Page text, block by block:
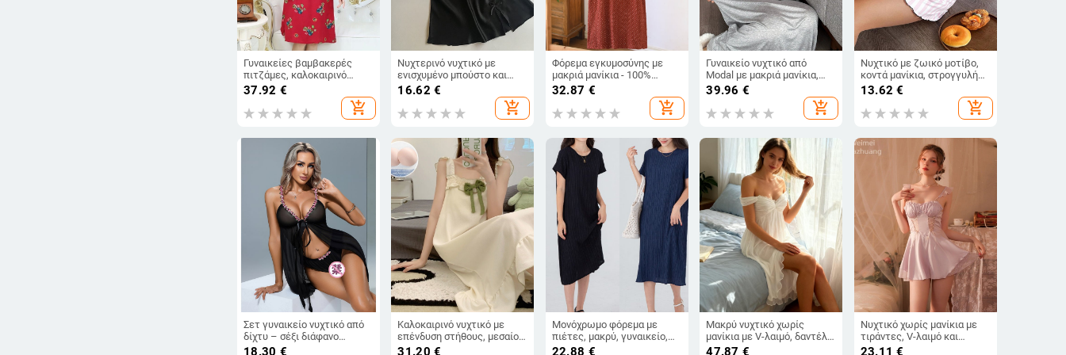
Γυναικείες βαμβακερές
πιτζάμες, καλοκαιρινό
νυχτικό με κοντό μανίκι,
casual πιτζάμες για μεγάλα
μεγέθη, φαρδιά εφαρμογή
37.92 €
add_shopping_cart
Νυχτερινό νυχτικό με
ενισχυμένο μπούστο και
τιράντες τύπου σπαγγέτι,
κοντή καλοκαιρινή οικιακή
ενδυμασία, άνετη
16.62 €
add_shopping_cart
Φόρεμα εγκυμοσύνης με
μακριά μανίκια - 100%
βαμβάκι, crepe διπλής
γάζας, στρογγυλός λαιμός,
τεσσάρων εποχών οικιακή
32.87 €
add_shopping_cart
Γυναικείο νυχτικό από
Modal με μακριά μανίκια,
καλοκαίρι, σε μεγάλο
μέγεθος, για εγκυμοσύνη
και ψηλές, οικιακή
39.96 €
add_shopping_cart
Νυχτικό με ζωικό μοτίβο,
κοντά μανίκια, στρογγυλή
λαιμόκοψη, με μακριά
13.62 €
add_shopping_cart
Σετ γυναικείο νυχτικό από
δίχτυ – σέξι διάφανο
εσώρουχο με τιράντες
18.30 €
Καλοκαιρινό νυχτικό με
επένδυση στήθους, μεσαίου
μήκους, σε στιλ τιραντών
31.20 €
Μονόχρωμο φόρεμα με
πιέτες, μακρύ, γυναικείο,
κορεατικό στυλ, καλοκαίρι
22.88 €
Μακρύ νυχτικό χωρίς
μανίκια με V-λαιμό, δαντέλα
και πλέγμα, Modal 90–95%,
47.87 €
Νυχτικό χωρίς μανίκια με
τιράντες, V-λαιμό και
διαφανή δαντέλα –
23.11 €